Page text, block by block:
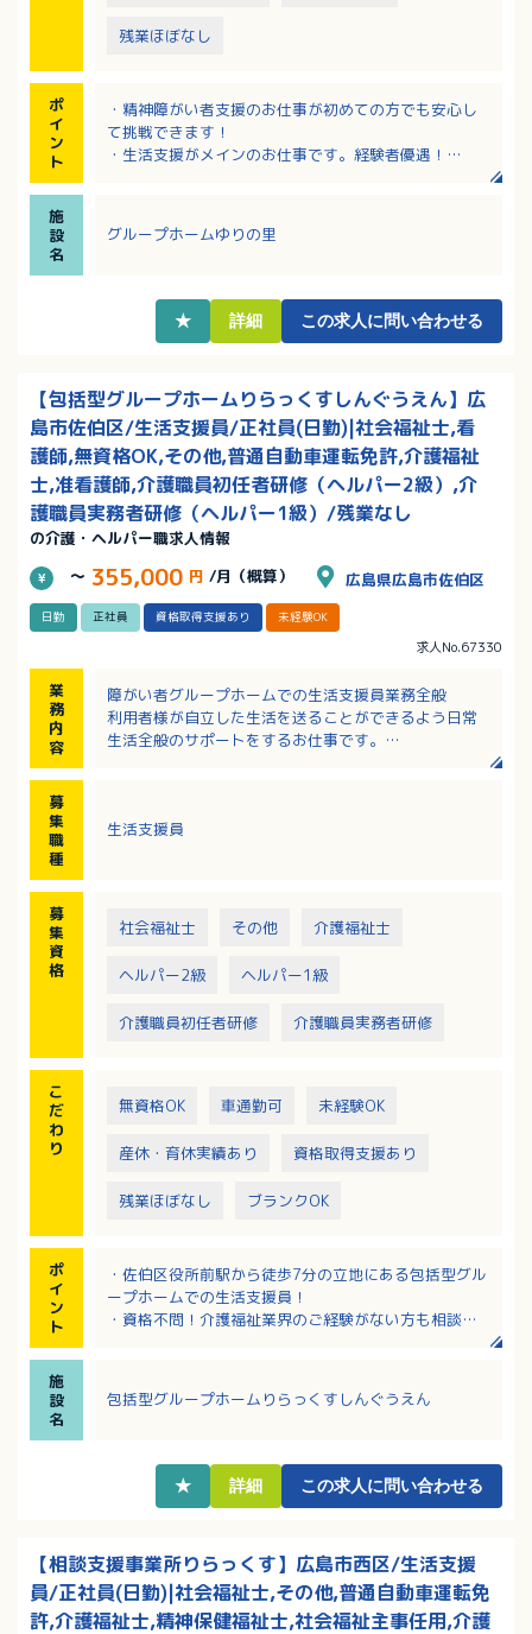
残業ほぼなし
ポ
イ
ン
ト
・精神障がい者支援のお仕事が初めての方でも安心し
て挑戦できます！
・生活支援がメインのお仕事です。経験者優遇！
・身体介助が少ないため、介護の実務経験問わず働い
ていただけます
施
設
名
グループホームゆりの里
★ 詳細 この求人に問い合わせる
【包括型グループホームりらっくすしんぐうえん】広
島市佐伯区/生活支援員/正社員(日勤)|社会福祉士,看
護師,無資格OK,その他,普通自動車運転免許,介護福祉
士,准看護師,介護職員初任者研修（ヘルパー2級）,介
護職員実務者研修（ヘルパー1級）/残業なし
の介護・ヘルパー職求人情報
～ 355,000 円 /月（概算） 広島県広島市佐伯区
日勤 正社員 資格取得支援あり 未経験OK
求人No.67330
業
務
内
容
障がい者グループホームでの生活支援員業務全般
利用者様が自立した生活を送ることができるよう日常
生活全般のサポートをするお仕事です。
・掃除、洗濯、買い物等の家事業務
※同法人の包括型グループホームりらっくす三篠との
兼務の可能性があります
募
集
職
種
生活支援員
募
集
資
格
社会福祉士 その他 介護福祉士
ヘルパー2級 ヘルパー1級
介護職員初任者研修 介護職員実務者研修
こ
だ
わ
り
無資格OK 車通勤可 未経験OK
産休・育休実績あり 資格取得支援あり
残業ほぼなし ブランクOK
ポ
イ
ン
ト
・佐伯区役所前駅から徒歩7分の立地にある包括型グル
ープホームでの生活支援員！
・資格不問！介護福祉業界のご経験がない方も相談
れています
・有給取得率100％！お休みを取りやすい環境です
施
設
名
包括型グループホームりらっくすしんぐうえん
★ 詳細 この求人に問い合わせる
【相談支援事業所りらっくす】広島市西区/生活支援
員/正社員(日勤)|社会福祉士,その他,普通自動車運転免
許,介護福祉士,精神保健福祉士,社会福祉主事任用,介護